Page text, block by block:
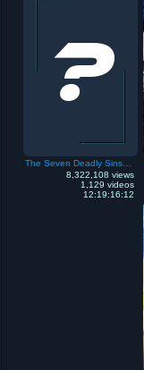
8,322,108 views
1,129 videos
12:19:16:12